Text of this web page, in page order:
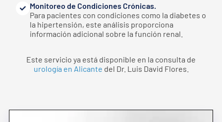
Monitoreo de Condiciones Crónicas.
Para pacientes con condiciones como la diabetes o
la hipertensión, este análisis proporciona
información adicional sobre la función renal.
Este servicio ya está disponible en la consulta de
urología en Alicante del Dr. Luis David Flores.